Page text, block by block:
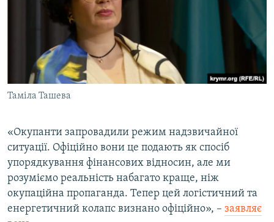
Таміла Ташева
«Окупанти запровадили режим надзвичайної
ситуації. Офіційно вони це подають як спосіб
упорядкування фінансових відносин, але ми
розуміємо реальність набагато краще, ніж
окупаційна пропаганда. Тепер цей логістичний та
енергетичний колапс визнано офіційно», – заявляє